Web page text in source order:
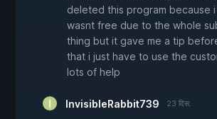
deleted this program because
wasnt free due to the whole
thing but it gave me a tip
that i just have to use the
lots of help
InvisibleRabbit739 23 दिस.